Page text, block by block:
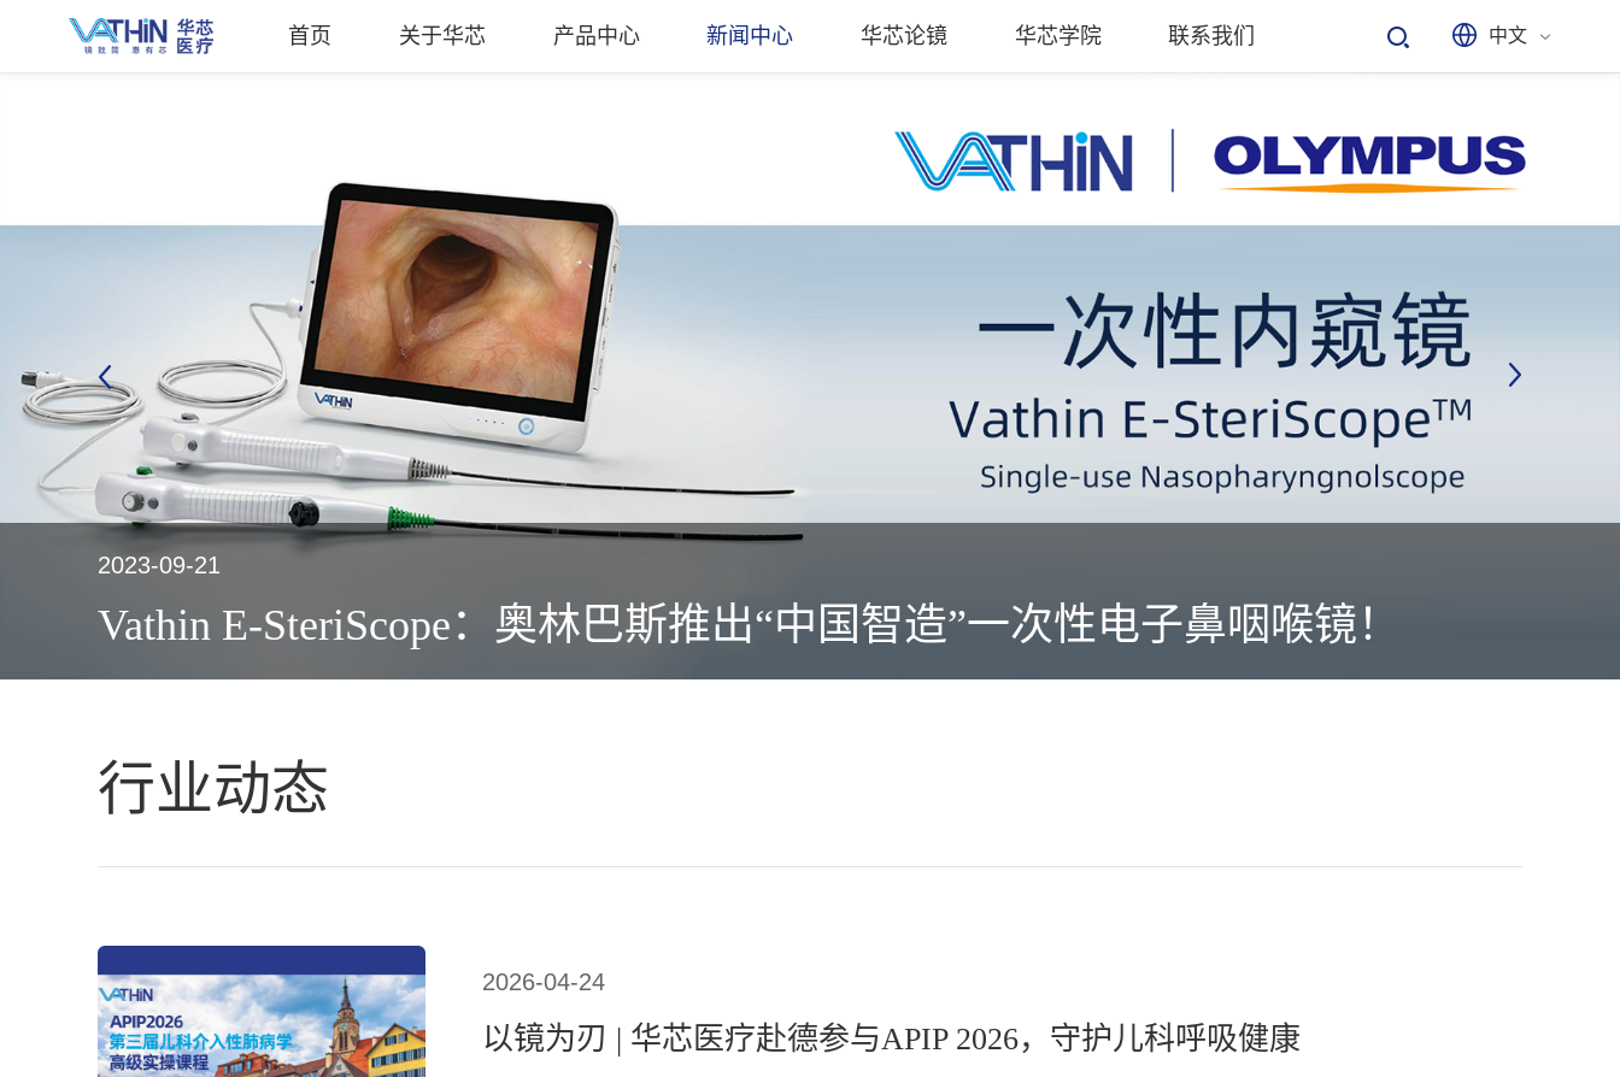
中文
首页 关于华芯 产品中心 新闻中心 华芯论镜 华芯学院 联系我们
2023-09-21
Vathin E-SteriScope：奥林巴斯推出“中国智造”一次性电子鼻咽喉镜！
行业动态
2026-04-24
以镜为刃 | 华芯医疗赴德参与APIP 2026，守护儿科呼吸健康